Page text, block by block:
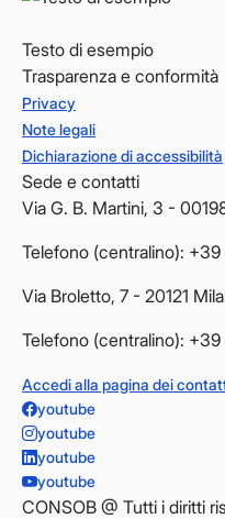
Testo di esempio
Trasparenza e conformità
Privacy
Note legali
Dichiarazione di accessibilità
Sede e contatti
Via G. B. Martini, 3 -
Telefono (centralino): +39
Via Broletto, 7 - 20121
Telefono (centralino):
Accedi alla pagina dei
youtube
youtube
youtube
youtube
CONSOB @ Tutti i diritti